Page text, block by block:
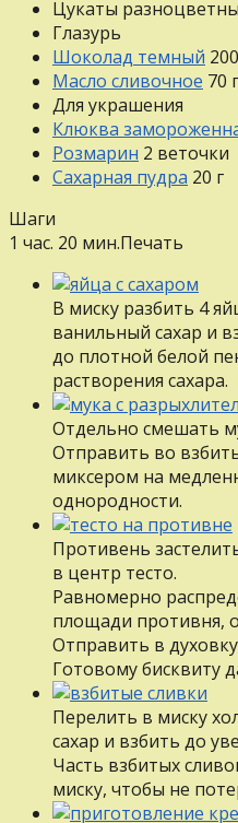
Цукаты
Глазурь
Шоколад темный 200
Масло сливочное 70 г
Для украшения
Клюква
Розмарин 2 веточки
Сахарная пудра 20 г
Шаги
1 час. 20 мин.Печать
В миску разбить 4
ванильный сахар и
до плотной белой
растворения сахара.
Отдельно смешать
Отправить во
миксером на
однородности.
Противень
в центр тесто.
Равномерно
площади противня,
Отправить в
Готовому бисквиту
Перелить в миску
сахар и взбить до
Часть взбитых
миску, чтобы не